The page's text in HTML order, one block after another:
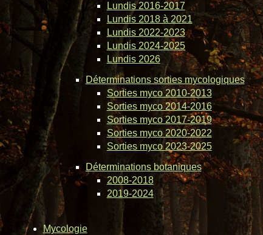
Lundis 2016-2017
Lundis 2018 à 2021
Lundis 2022-2023
Lundis 2024-2025
Lundis 2026
Déterminations sorties mycologiques
Sorties myco 2010-2013
Sorties myco 2014-2016
Sorties myco 2017-2019
Sorties myco 2020-2022
Sorties myco 2023-2025
Déterminations botaniques
2008-2018
2019-2024
Mycologie